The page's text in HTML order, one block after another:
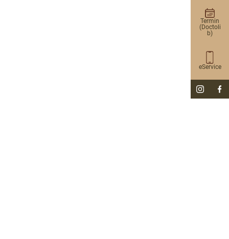
Termin
(Doctoli
b)
eService